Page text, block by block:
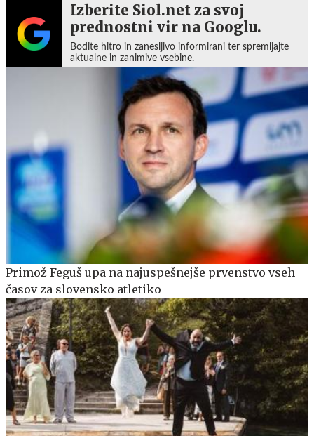
Izberite Siol.net za svoj
prednostni vir na Googlu.
Bodite hitro in zanesljivo informirani ter spremljajte
aktualne in zanimive vsebine.
Primož Feguš upa na najuspešnejše prvenstvo vseh
časov za slovensko atletiko